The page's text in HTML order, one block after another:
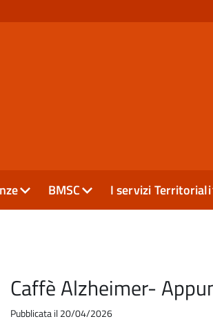
BMSC I servizi Territoriali
Caffè Alzheimer-
Pubblicata il 20/04/2026